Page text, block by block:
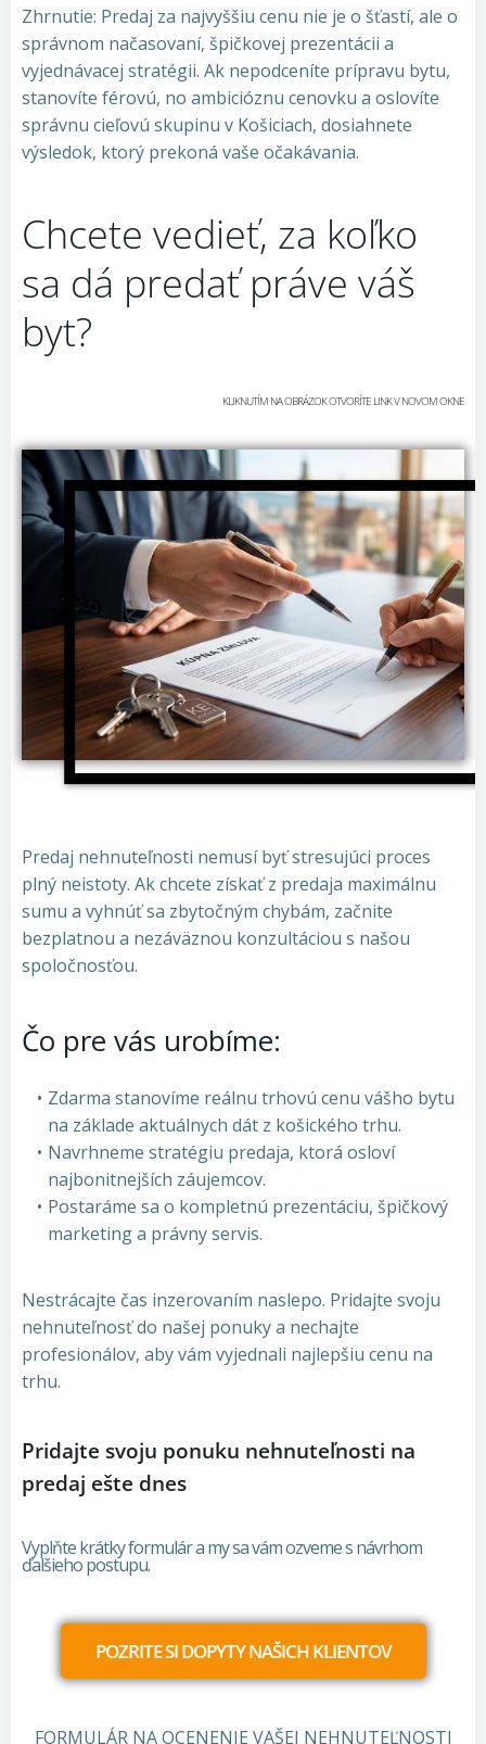
Zhrnutie: Predaj za najvyššiu cenu nie je o šťastí, ale o
správnom načasovaní, špičkovej prezentácii a
vyjednávacej stratégii. Ak nepodceníte prípravu bytu,
stanovíte férovú, no ambicióznu cenovku a oslovíte
správnu cieľovú skupinu v Košiciach, dosiahnete
výsledok, ktorý prekoná vaše očakávania.
Chcete vedieť, za koľko
sa dá predať práve váš
byt?
KLIKNUTÍM NA OBRÁZOK OTVORÍTE LINK V NOVOM OKNE
Predaj nehnuteľnosti nemusí byť stresujúci proces
plný neistoty. Ak chcete získať z predaja maximálnu
sumu a vyhnúť sa zbytočným chybám, začnite
bezplatnou a nezáväznou konzultáciou s našou
spoločnosťou.
Čo pre vás urobíme:
Zdarma stanovíme reálnu trhovú cenu vášho bytu
na základe aktuálnych dát z košického trhu.
Navrhneme stratégiu predaja, ktorá osloví
najbonitnejších záujemcov.
Postaráme sa o kompletnú prezentáciu, špičkový
marketing a právny servis.
Nestrácajte čas inzerovaním naslepo. Pridajte svoju
nehnuteľnosť do našej ponuky a nechajte
profesionálov, aby vám vyjednali najlepšiu cenu na
trhu.
Pridajte svoju ponuku nehnuteľnosti na
predaj ešte dnes
Vyplňte krátky formulár a my sa vám ozveme s návrhom
ďalšieho postupu.
POZRITE SI DOPYTY NAŠICH KLIENTOV
FORMULÁR NA OCENENIE VAŠEJ NEHNUTEĽNOSTI